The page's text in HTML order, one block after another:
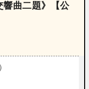
響曲二題》【公